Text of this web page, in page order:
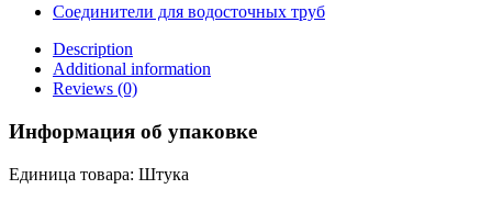
градусов,
универсальный,
ПВХ
GL,
зеленый
6005
267528
quantity
Соединители для водосточных труб
Description
Additional information
Reviews (0)
Информация об упаковке
Единица товара: Штука